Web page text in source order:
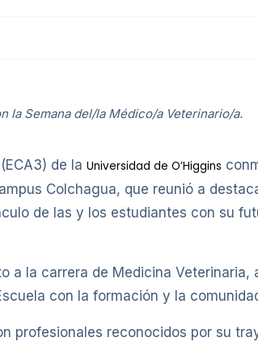
la Semana del/la Médico/a Veterinario/a.
(ECA3) de la Universidad de O’Higgins
Colchagua, que reunió a
de las y los estudiantes con su
a la carrera de Medicina Veterinaria,
con la formación y la
profesionales reconocidos por su